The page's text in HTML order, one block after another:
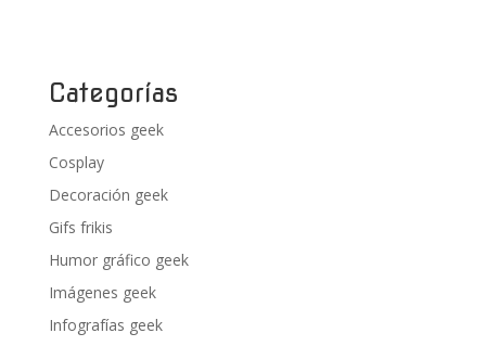
Categorías
Accesorios geek
Cosplay
Decoración geek
Gifs frikis
Humor gráfico geek
Imágenes geek
Infografías geek